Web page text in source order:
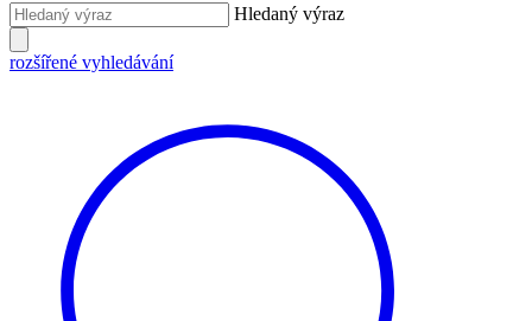
Hledaný výraz
rozšířené vyhledávání